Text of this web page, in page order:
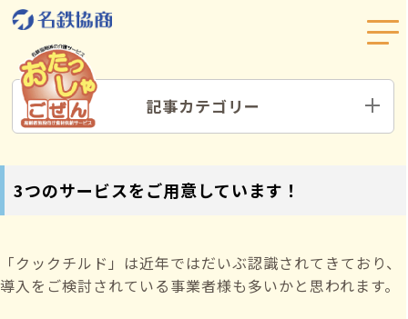
記事カテゴリー
3つのサービスをご用意しています！
「クックチルド」は近年ではだいぶ認識されてきており、
導入をご検討されている事業者様も多いかと思われます。